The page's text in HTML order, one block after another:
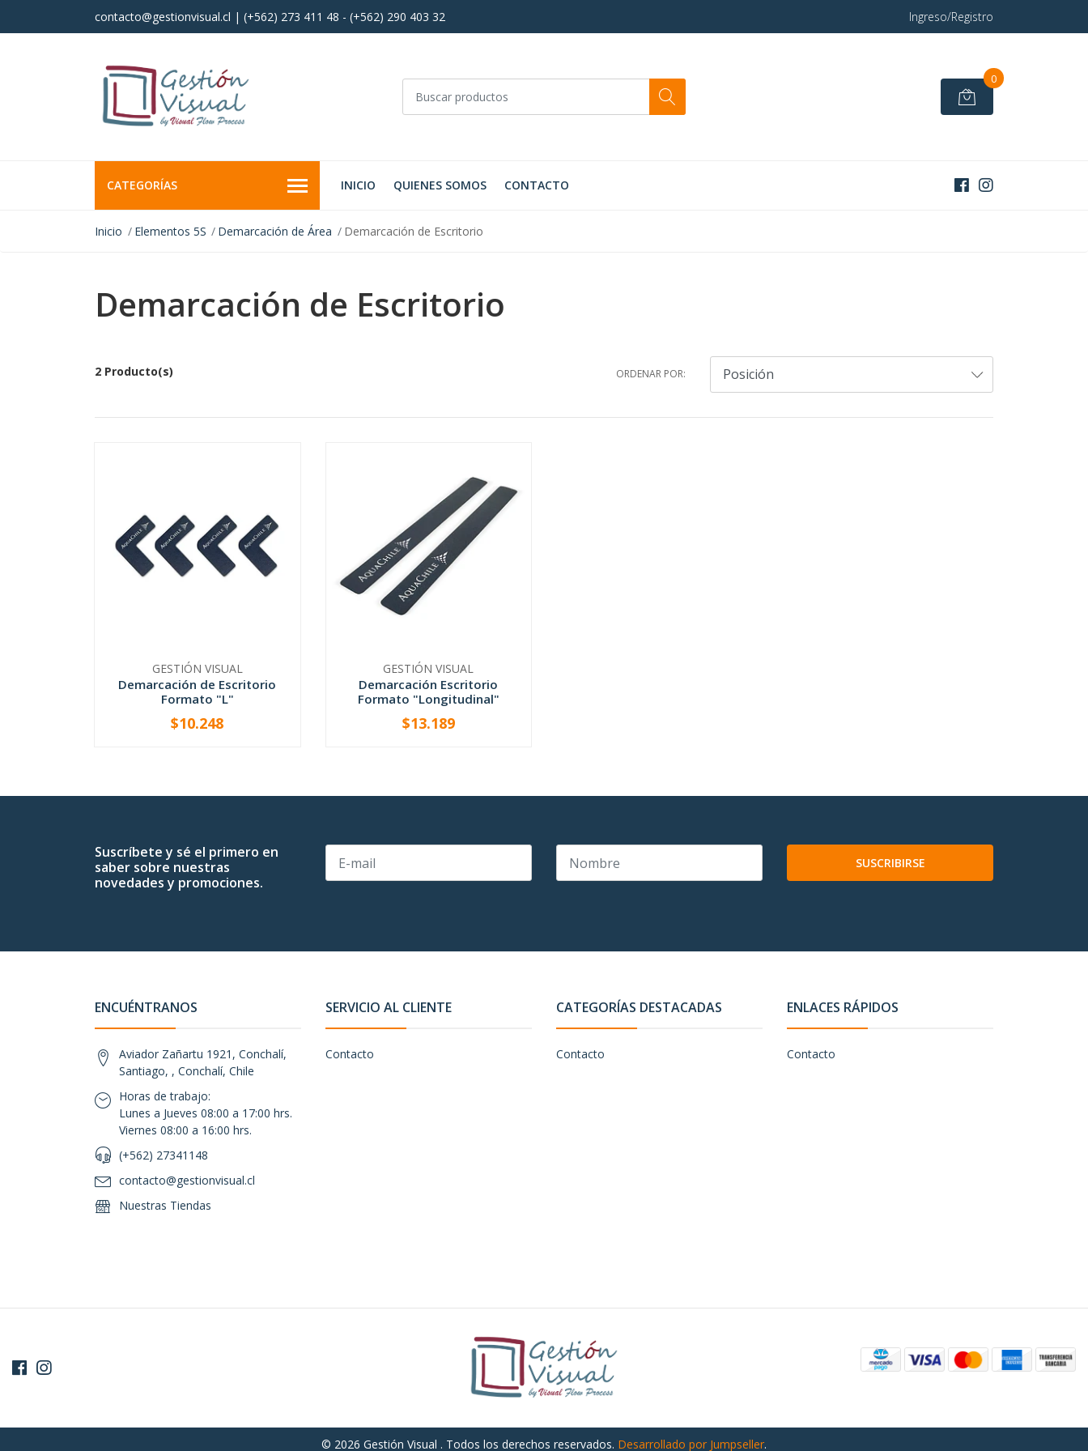
contacto@gestionvisual.cl | (+562) 273 411 48 - (+562) 290 403 32 Ingreso/Registro
0
CATEGORÍAS INICIO QUIENES SOMOS CONTACTO
Inicio Elementos 5S Demarcación de Área Demarcación de Escritorio
Demarcación de Escritorio
2 Producto(s) ORDENAR POR:
GESTIÓN VISUAL
Demarcación de Escritorio
Formato "L"
+
$10.248
GESTIÓN VISUAL
Demarcación Escritorio
Formato "Longitudinal"
+
$13.189
Suscríbete y sé el primero en
saber sobre nuestras
novedades y promociones.
SUSCRIBIRSE
ENCUÉNTRANOS
Aviador Zañartu 1921, Conchalí,
Santiago, , Conchalí, Chile
Horas de trabajo:
Lunes a Jueves 08:00 a 17:00 hrs.
Viernes 08:00 a 16:00 hrs.
(+562) 27341148
contacto@gestionvisual.cl
Nuestras Tiendas
SERVICIO AL CLIENTE
Contacto
CATEGORÍAS DESTACADAS
Contacto
ENLACES RÁPIDOS
Contacto
© 2026 Gestión Visual . Todos los derechos reservados. Desarrollado por Jumpseller.